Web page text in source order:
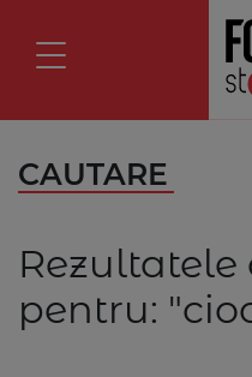
CAUTARE
pentru: